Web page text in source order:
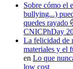
Sobre cómo el
bullying...)
quedes rayado
CNICPhDay
La felicidad de
materiales y el
en Lo que
low cost